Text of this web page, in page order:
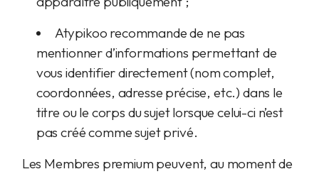
Atypikoo recommande de ne pas
mentionner d’informations permettant de
vous identifier directement (nom complet,
coordonnées, adresse précise, etc.) dans le
titre ou le corps du sujet lorsque celui-ci n’est
pas créé comme sujet privé.
Les Membres premium peuvent, au moment de